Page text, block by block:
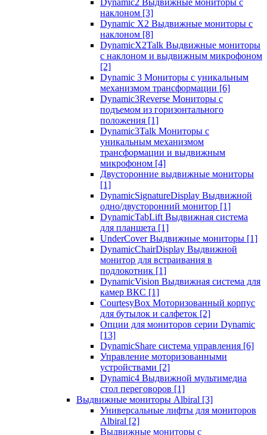
Dynamic2 Выдвижные мониторы с
наклоном [3]
Dynamic X2 Выдвижные мониторы с
наклоном [8]
DynamicX2Talk Выдвижные мониторы
с наклоном и выдвижным микрофоном
[2]
Dynamic 3 Мониторы с уникальным
механизмом трансформации [6]
Dynamic3Reverse Мониторы с
подъемом из горизонтального
положения [1]
Dynamic3Talk Мониторы с
уникальным механизмом
трансформации и выдвижным
микрофоном [4]
Двусторонние выдвижные мониторы
[1]
DynamicSignatureDisplay Выдвижной
одно/двусторонний монитор [1]
DynamicTabLift Выдвижная система
для планшета [1]
UnderCover Выдвижные мониторы [1]
DynamicChairDisplay Выдвижной
монитор для встраивания в
подлокотник [1]
DynamicVision Выдвижная система для
камер ВКС [1]
CourtesyBox Моторизованный корпус
для бутылок и салфеток [2]
Опции для мониторов серии Dynamic
[13]
DynamicShare система управления [6]
Управление моторизованными
устройствами [2]
Dynamic4 Выдвижной мультимедиа
стол переговоров [1]
Выдвижные мониторы Albiral [3]
Универсальные лифты для мониторов
Albiral [2]
Выдвижные мониторы с